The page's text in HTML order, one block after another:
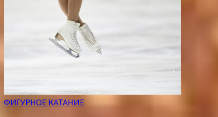
ФИГУРНОЕ КАТАНИЕ